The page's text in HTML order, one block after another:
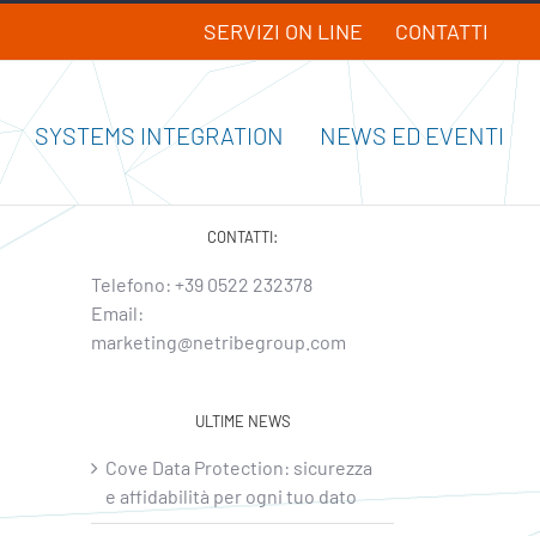
SERVIZI ON LINE CONTATTI
SYSTEMS INTEGRATION NEWS ED EVENTI
CONTATTI:
Telefono: +39 0522 232378
Email:
marketing@netribegroup.com
ULTIME NEWS
Cove Data Protection: sicurezza
e affidabilità per ogni tuo dato